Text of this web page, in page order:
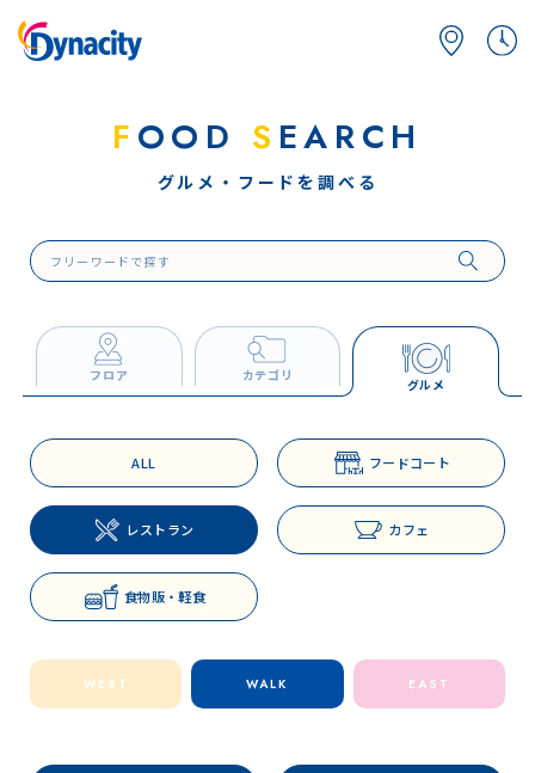
FOOD S EARCH
グルメ・フードを調べる
フロア カテゴリ
グルメ
ALL フードコート
レストラン カフェ
食物販・軽食
WEST WALK EAST